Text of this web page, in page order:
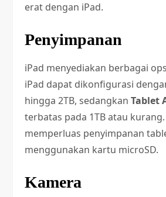
erat dengan iPad.
Penyimpanan
iPad menyediakan berbagai
iPad dapat dikonfigurasi
hingga 2TB, sedangkanTablet
terbatas pada 1TB atau
memperluas penyimpanan
menggunakan kartu microSD.
Kamera